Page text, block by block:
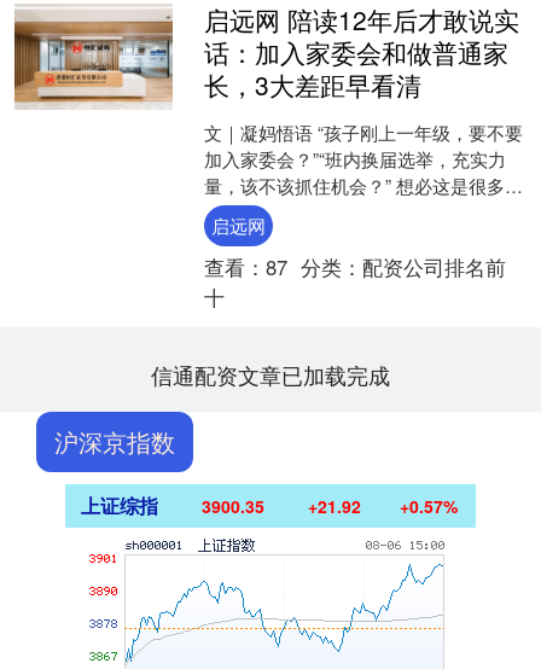
启远网 陪读12年后才敢说实
话：加入家委会和做普通家
长，3大差距早看清
文｜凝妈悟语 “孩子刚上一年级，要不要
加入家委会？”“班内换届选举，充实力
量，该不该抓住机会？” 想必这是很多家
长在孩子入学初期都会反复琢磨的问
题。 陪大儿子走....
启远网
查看： 87 分类： 配资公司排名前
十
信通配资文章已加载完成
沪深京指数
上证综指 3900.35 +21.92 +0.57%